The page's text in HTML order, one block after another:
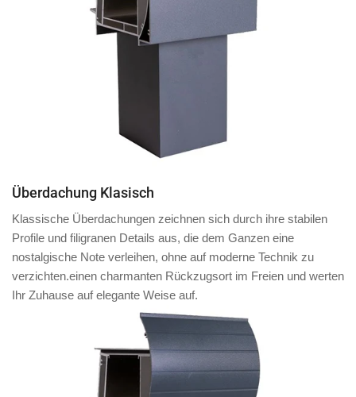
Überdachung Klasisch
Klassische Überdachungen zeichnen sich durch ihre stabilen
Profile und filigranen Details aus, die dem Ganzen eine
nostalgische Note verleihen, ohne auf moderne Technik zu
verzichten.einen charmanten Rückzugsort im Freien und werten
Ihr Zuhause auf elegante Weise auf.